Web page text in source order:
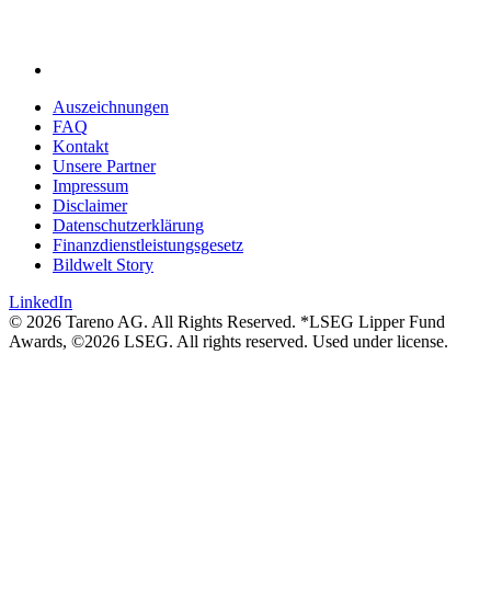
Auszeich­nungen
FAQ
Kontakt
Unsere Partner
Impressum
Disclaimer
Daten­schutz­er­klä­rung
Finanz­dienst­lei­stungs­ge­setz
Bildwelt Story
LinkedIn
© 2026 Tareno AG. All Rights Reserved. *LSEG Lipper Fund
Awards, ©2026 LSEG. All rights reserved. Used under license.